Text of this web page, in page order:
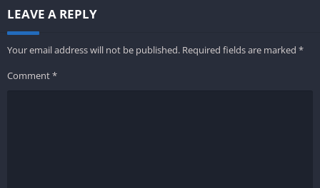
LEAVE A REPLY
Your email address will not be published. Required fields are marked *
Comment*